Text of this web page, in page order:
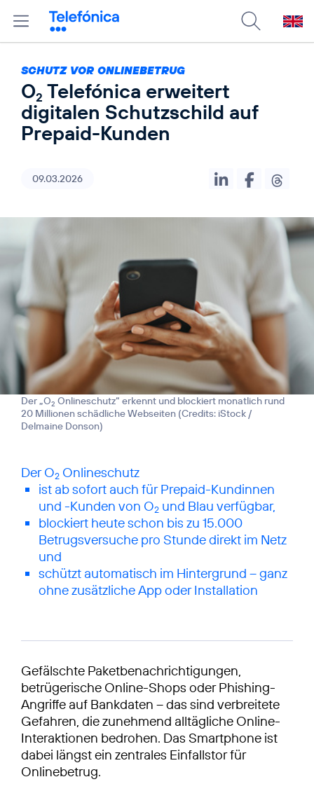
SCHUTZ VOR ONLINEBETRUG
O2 Telefónica erweitert
digitalen Schutzschild auf
Prepaid-Kunden
09.03.2026
Der „O2 Onlineschutz“ erkennt und blockiert monatlich rund
20 Millionen schädliche Webseiten (Credits: iStock /
Delmaine Donson)
Der O2
ist ab sofort auch für Prepaid-Kundinnen
und -Kunden von O2 und Blau verfügbar,
blockiert heute schon bis zu 15.000
Betrugsversuche pro Stunde direkt im Netz
und
schützt automatisch im Hintergrund – ganz
ohne zusätzliche App oder Installation
Gefälschte Paketbenachrichtigungen,
betrügerische Online-Shops oder Phishing-
Angriffe auf Bankdaten – das sind verbreitete
Gefahren, die zunehmend alltägliche Online-
Interaktionen bedrohen. Das Smartphone ist
dabei längst ein zentrales Einfallstor für
Onlinebetrug.